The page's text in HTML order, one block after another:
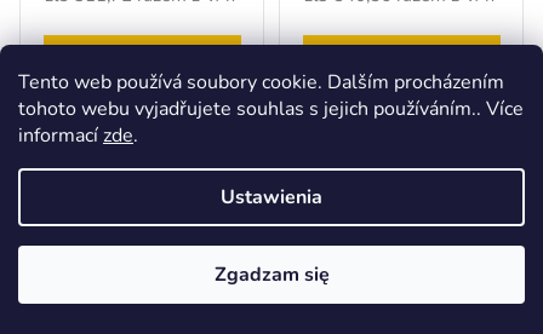
Tento web používá soubory cookie. Dalším procházením
tohoto webu vyjadřujete souhlas s jejich používáním.. Více
informacízde.
Ustawienia
Zgadzam się
DO KOSZYKA DO KOSZYKA